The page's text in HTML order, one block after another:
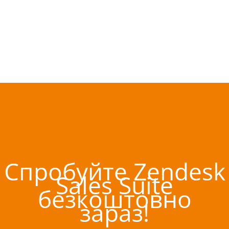
Спробуйте Zendesk
Sales Suite
безкоштовно
зараз!